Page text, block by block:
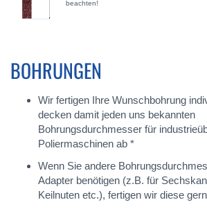
beachten!
BOHRUNGEN
Wir fertigen Ihre Wunschbohrung
decken damit jeden uns bekannten
Bohrungsdurchmesser für
Poliermaschinen ab *
Wenn Sie andere
Adapter benötigen (z.B. für
Keilnuten etc.), fertigen wir diese